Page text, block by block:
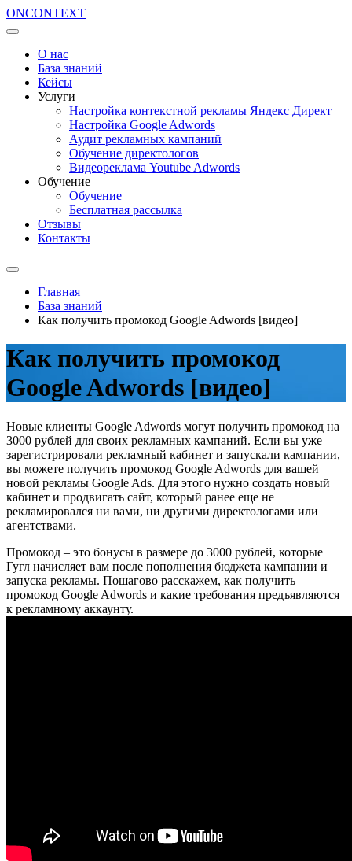
ONCONTEXT
О нас
База знаний
Кейсы
Услуги
Настройка контекстной рекламы Яндекс Директ
Настройка Google Adwords
Аудит рекламных кампаний
Обучение директологов
Видеореклама Youtube Adwords
Обучение
Обучение
Бесплатная рассылка
Отзывы
Контакты
Главная
База знаний
Как получить промокод Google Adwords [видео]
Как получить промокод
Google Adwords [видео]
Новые клиенты Google Adwords могут получить промокод на
3000 рублей для своих рекламных кампаний. Если вы уже
зарегистрировали рекламный кабинет и запускали кампании,
вы можете получить промокод Google Adwords для вашей
новой рекламы Google Ads. Для этого нужно создать новый
кабинет и продвигать сайт, который ранее еще не
рекламировался ни вами, ни другими директологами или
агентствами.
Промокод – это бонусы в размере до 3000 рублей, которые
Гугл начисляет вам после пополнения бюджета кампании и
запуска рекламы. Пошагово расскажем, как получить
промокод Google Adwords и какие требования предъявляются
к рекламному аккаунту.